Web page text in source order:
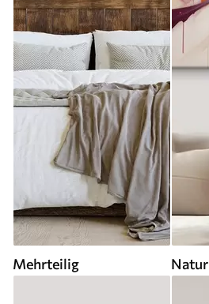
Mehrteilig Natur